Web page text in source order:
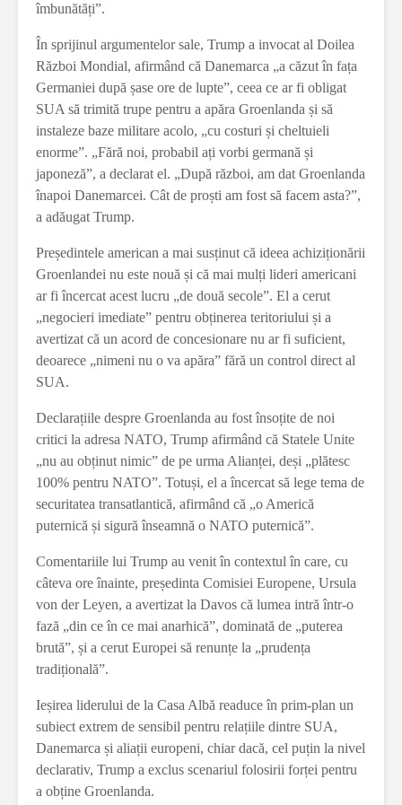
îmbunătăți”.
În sprijinul argumentelor sale, Trump a invocat al Doilea
Război Mondial, afirmând că Danemarca „a căzut în fața
Germaniei după șase ore de lupte”, ceea ce ar fi obligat
SUA să trimită trupe pentru a apăra Groenlanda și să
instaleze baze militare acolo, „cu costuri și cheltuieli
enorme”. „Fără noi, probabil ați vorbi germană și
japoneză”, a declarat el. „După război, am dat Groenlanda
înapoi Danemarcei. Cât de proști am fost să facem asta?”,
a adăugat Trump.
Președintele american a mai susținut că ideea achiziționării
Groenlandei nu este nouă și că mai mulți lideri americani
ar fi încercat acest lucru „de două secole”. El a cerut
„negocieri imediate” pentru obținerea teritoriului și a
avertizat că un acord de concesionare nu ar fi suficient,
deoarece „nimeni nu o va apăra” fără un control direct al
SUA.
Declarațiile despre Groenlanda au fost însoțite de noi
critici la adresa NATO, Trump afirmând că Statele Unite
„nu au obținut nimic” de pe urma Alianței, deși „plătesc
100% pentru NATO”. Totuși, el a încercat să lege tema de
securitatea transatlantică, afirmând că „o Americă
puternică și sigură înseamnă o NATO puternică”.
Comentariile lui Trump au venit în contextul în care, cu
câteva ore înainte, președinta Comisiei Europene, Ursula
von der Leyen, a avertizat la Davos că lumea intră într-o
fază „din ce în ce mai anarhică”, dominată de „puterea
brută”, și a cerut Europei să renunțe la „prudența
tradițională”.
Ieșirea liderului de la Casa Albă readuce în prim-plan un
subiect extrem de sensibil pentru relațiile dintre SUA,
Danemarca și aliații europeni, chiar dacă, cel puțin la nivel
declarativ, Trump a exclus scenariul folosirii forței pentru
a obține Groenlanda.